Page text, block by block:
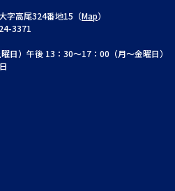
字高尾324番地15（Map）
3371
）午後 13：30～17：00（月～金曜日）